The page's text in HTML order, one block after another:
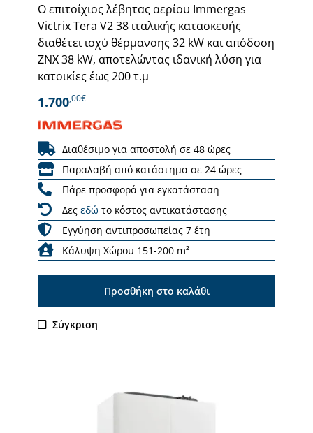
Ο επιτοίχιος λέβητας αερίου Immergas
Victrix Tera V2 38 ιταλικής κατασκευής
διαθέτει ισχύ θέρμανσης 32 kW και απόδοση
ΖΝΧ 38 kW, αποτελώντας ιδανική λύση για
κατοικίες έως 200 τ.μ
1.700,00€
Διαθέσιμο για αποστολή σε 48 ώρες
Παραλαβή από κατάστημα σε 24 ώρες
Πάρε προσφορά για εγκατάσταση
Δες εδώ το κόστος αντικατάστασης
Εγγύηση αντιπροσωπείας 7 έτη
Κάλυψη Χώρου 151-200 m²
Προσθήκη στο καλάθι
Σύγκριση